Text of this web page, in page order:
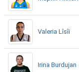
Valeria Lîsîi
Irina Burdujan